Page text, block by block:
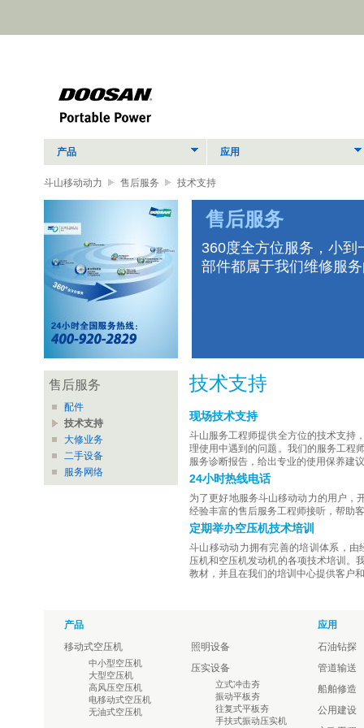
产品 应用
斗山移动动力 售后服务 技术支持
售后服务
360度全方位服务，小
部件都属于我们维修服
售后服务
配件
技术支持
大修业务
二手设备
服务网络
技术支持
现场技术支持
斗山服务工程师提供全方位的技术支持
理使用中遇到的问题。我们的服务工程
服务诊断报告，给出专业的使用保养建议
24小时热线电话
为了更好地服务斗山移动动力的用户，
经验丰富的售后服务工程师接听，帮助
定期举办空压机技术培训
斗山移动动力拥有完善的培训体系，
压机和空压机发动机的各项技术培训。
教材，并且在我们的培训中心提供客户
产品
移动式空压机
中小型空压机
大型空压机
高风压空压机
电移动式空压机
无油式空压机
照明设备
压实设备
立式冲击夯
振动平板夯
往复式平板夯
手扶式振动压实机
应用
石油钻探
管道输送
船舶修造
公用建设